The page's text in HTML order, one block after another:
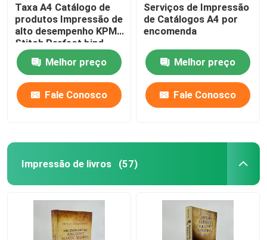
Taxa A4 Catálogo de
produtos Impressão de
alto desempenho KPMI
Stitch Perfect bind
Melhor preço
Fale Conosco
Serviços de Impressão
de Catálogos A4 por
encomenda
Melhor preço
Fale Conosco
Impressão de livros (57)